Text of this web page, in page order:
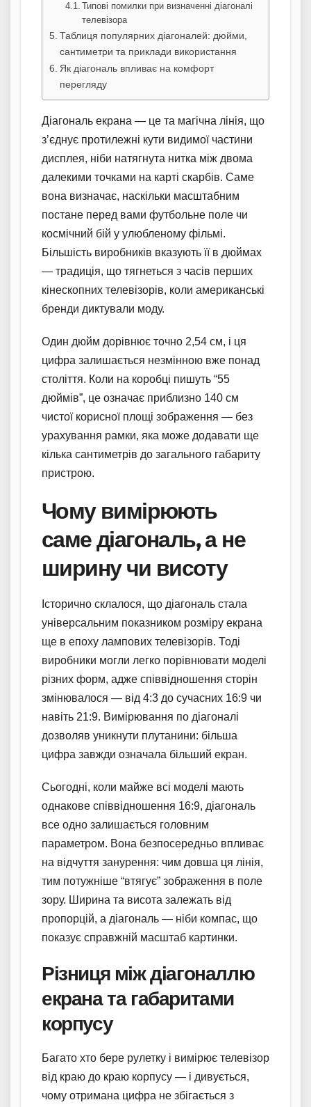
Типові помилки при визначенні діагоналі
телевізора
Таблиця популярних діагоналей: дюйми,
сантиметри та приклади використання
Як діагональ впливає на комфорт
перегляду
Діагональ екрана — це та магічна лінія, що
з’єднує протилежні кути видимої частини
дисплея, ніби натягнута нитка між двома
далекими точками на карті скарбів. Саме
вона визначає, наскільки масштабним
постане перед вами футбольне поле чи
космічний бій у улюбленому фільмі.
Більшість виробників вказують її в дюймах
— традиція, що тягнеться з часів перших
кінескопних телевізорів, коли американські
бренди диктували моду.
Один дюйм дорівнює точно 2,54 см, і ця
цифра залишається незмінною вже понад
століття. Коли на коробці пишуть “55
дюймів”, це означає приблизно 140 см
чистої корисної площі зображення — без
урахування рамки, яка може додавати ще
кілька сантиметрів до загального габариту
пристрою.
Чому вимірюють
саме діагональ, а не
ширину чи висоту
Історично склалося, що діагональ стала
універсальним показником розміру екрана
ще в епоху лампових телевізорів. Тоді
виробники могли легко порівнювати моделі
різних форм, адже співвідношення сторін
змінювалося — від 4:3 до сучасних 16:9 чи
навіть 21:9. Вимірювання по діагоналі
дозволяв уникнути плутанини: більша
цифра завжди означала більший екран.
Сьогодні, коли майже всі моделі мають
однакове співвідношення 16:9, діагональ
все одно залишається головним
параметром. Вона безпосередньо впливає
на відчуття занурення: чим довша ця лінія,
тим потужніше “втягує” зображення в поле
зору. Ширина та висота залежать від
пропорцій, а діагональ — ніби компас, що
показує справжній масштаб картинки.
Різниця між діагоналлю
екрана та габаритами
корпусу
Багато хто бере рулетку і вимірює телевізор
від краю до краю корпусу — і дивується,
чому отримана цифра не збігається з